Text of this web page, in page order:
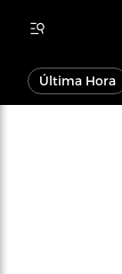
Última Hora